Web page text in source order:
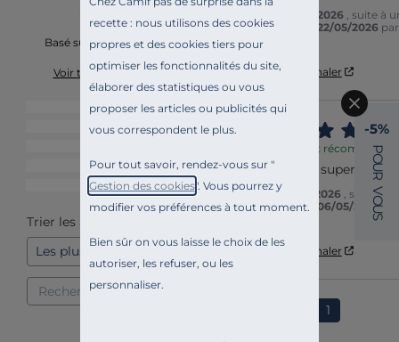
recette : nous utilisons des cookies
propres et des cookies tiers pour
optimiser les fonctionnalités du site,
élaborer des statistiques ou vous
proposer les articles ou publicités qui
vous correspondent le plus.
Pour tout savoir, rendez-vous sur "
Gestion des cookies". Vous pourrez y
modifier vos préférences à tout moment.
Bien sûr on vous laisse le choix de les
autoriser, les refuser, ou les
personnaliser.
Basé sur2 avis soumis à un
contrôle
Voir tous les avis sur ce site
2
0
0
0
Trier les avis
30/07/2026
, suite à
expérience du
22/05/2026 par
Monique A.
Utile(0) Signaler
5
Avis vérifié et récompensé
Couteaux de super
Avis du 15/07/2026
, suite à
expérience du
06/05/2026
Utile(0) Signaler
1
-5%
P
O
U
R
V
O
U
S